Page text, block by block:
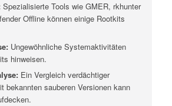
Spezialisierte Tools wie GMER, rkhunter
Offline können einige Rootkits
Ungewöhnliche Systemaktivitäten
hinweisen.
Ein Vergleich verdächtiger
bekannten sauberen Versionen kann